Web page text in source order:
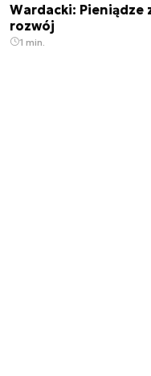
Wardacki: Pieniądze
rozwój
1 min.